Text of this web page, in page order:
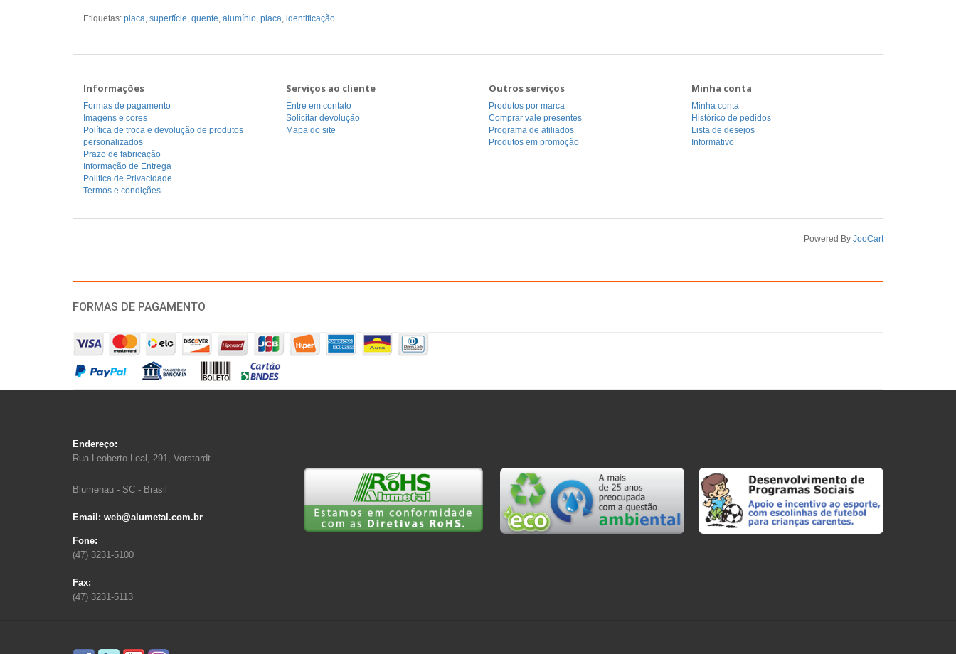
Etiquetas: placa, superfície, quente, alumínio, placa, identificação
Informações
Formas de pagamento
Imagens e cores
Política de troca e devolução de produtos
personalizados
Prazo de fabricação
Informação de Entrega
Politica de Privacidade
Termos e condições
Serviços ao cliente
Entre em contato
Solicitar devolução
Mapa do site
Outros serviços
Produtos por marca
Comprar vale presentes
Programa de afiliados
Produtos em promoção
Minha conta
Minha conta
Histórico de pedidos
Lista de desejos
Informativo
Powered By JooCart
FORMAS DE PAGAMENTO
Endereço:
Rua Leoberto Leal, 291, Vorstardt
Blumenau - SC - Brasil
Email: web@alumetal.com.br
Fone:
(47) 3231-5100
Fax:
(47) 3231-5113